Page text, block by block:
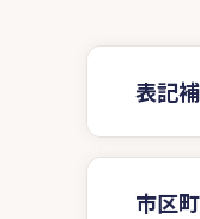
表記
市区